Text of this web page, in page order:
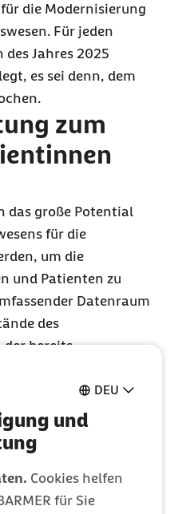
DEU
und
Cookies helfen
für Sie
die Modernisierung
Für jeden
Jahres 2025
es sei denn, dem
zum
das große Potential
für die
um die
und Patienten zu
Datenraum
des
der bereits
Krankenkassen
Darüber hinaus
Daten aus der ePA
bereits heute
in